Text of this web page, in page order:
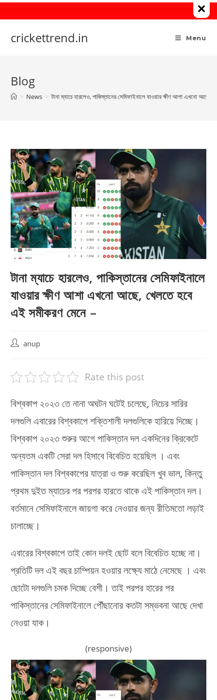
Skip
to
crickettrend.in Menu
Blog
> News > টানা‌ ম্যাচে হারলেও, পাকিস্তানের সেমিফাইনালে যাওয়ার ক্ষীণ আশা এখনো আছে,
টানা‌ ম্যাচে হারলেও, পাকিস্তানের সেমিফাইনালে
যাওয়ার ক্ষীণ আশা এখনো আছে, খেলতে হবে
এই সমীকরণ মেনে –
Postanup
Rate this post
বিশ্বকাপ ২০২৩ তে নানা অঘটন ঘটেই চলেছে, নিচের সারির
দলগুলি এবারের বিশ্বকাপে শক্তিশালী দলগুলিকে হারিয়ে দিচ্ছে।
বিশ্বকাপ ২০২৩ শুরুর আগে পাকিস্তান দল একদিনের ক্রিকেটে
অন্যতম একটি সেরা দল হিসাবে বিবেচিত হয়েছিল । এবং
পাকিস্তান দল বিশ্বকাপের যাত্রা ও শুরু করেছিল খুব ভাল, কিন্তু
প্রথম দুইত ম্যাচের পর পরপর হারতে থাকে এই পাকিস্তান দল।
বর্তমানে সেমিফাইনালে জায়গা করে নেওয়ার জন্য রীতিমতো লড়াই
চালাচ্ছে।
এবারের বিশ্বকাপে তাই কোন দলই ছোট বলে বিবেচিত হচ্ছে না।
প্রতিটি দল এই বছর চাম্পিয়ন হওয়ার লক্ষ্যে মাঠে নেমেছে । এবং
ছোটো দলগুলি চমক দিচ্ছে বেশী। তাই পরপর হারের পর
পাকিস্তানের সেমিফাইনালে পৌঁছানোর কতটা সম্ভবনা আছে দেখা
নেওয়া যাক।
(responsive)